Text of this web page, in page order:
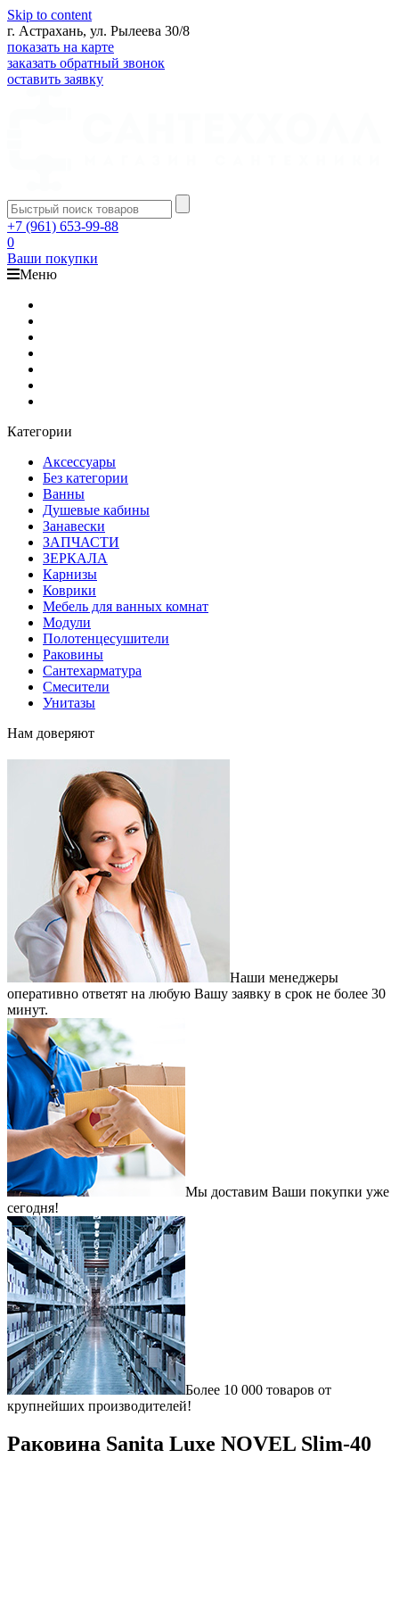
Skip to content
г. Астрахань, ул. Рылеева 30/8
показать на карте
заказать обратный звонок
оставить заявку
+7 (961) 653-99-88
0
Ваши покупки
Меню
Категории
Аксессуары
Без категории
Ванны
Душевые кабины
Занавески
ЗАПЧАСТИ
ЗЕРКАЛА
Карнизы
Коврики
Мебель для ванных комнат
Модули
Полотенцесушители
Раковины
Сантехарматура
Смесители
Унитазы
Нам доверяют
Наши менеджеры
оперативно ответят на любую Вашу заявку в срок не более 30
минут.
Мы доставим Ваши покупки уже
сегодня!
Более 10 000 товаров от
крупнейших производителей!
Раковина Sanita Luxe NOVEL Slim-40